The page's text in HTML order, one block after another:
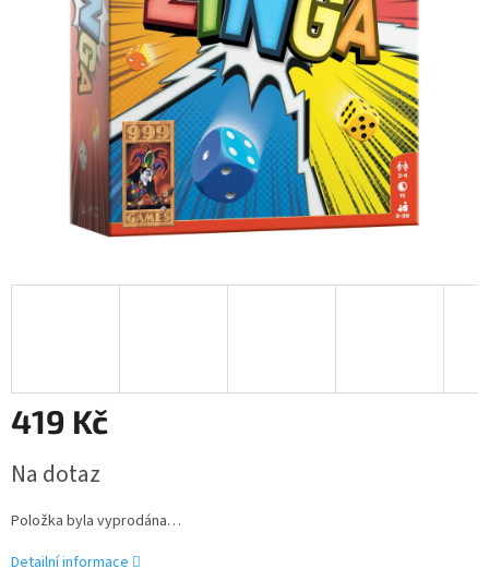
419 Kč
cena:
Na dotaz
Položka byla vyprodána…
Detailní informace